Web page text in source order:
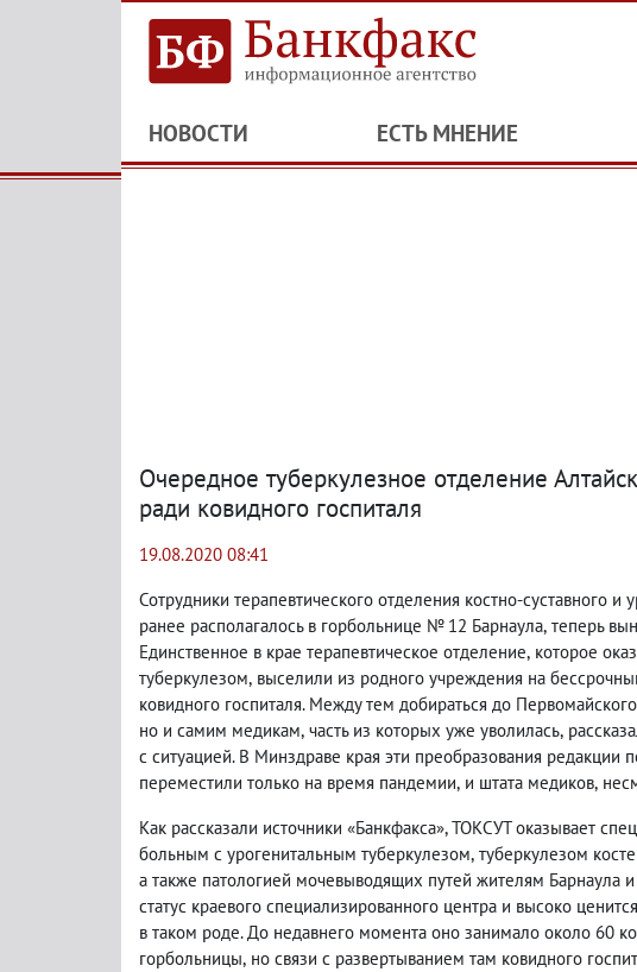
НОВОСТИ ЕСТЬ МНЕНИЕ
Очередное туберкулезное отделение
ради ковидного госпиталя
19.08.2020 08:41
Сотрудники терапевтического отделения костно-суставного и
ранее располагалось в горбольнице № 12 Барнаула, теперь
Единственное в крае терапевтическое отделение, которое
туберкулезом, выселили из родного учреждения на
ковидного госпиталя. Между тем добираться до
но и самим медикам, часть из которых уже уволилась,
с ситуацией. В Минздраве края эти преобразования редакции
переместили только на время пандемии, и штата медиков,
Как рассказали источники «Банкфакса», ТОКСУТ оказывает
больным с урогенитальным туберкулезом, туберкулезом
а также патологией мочевыводящих путей жителям Барнаула
статус краевого специализированного центра и высоко
в таком роде. До недавнего момента оно занимало около 60
горбольницы, но связи с развертыванием там ковидного